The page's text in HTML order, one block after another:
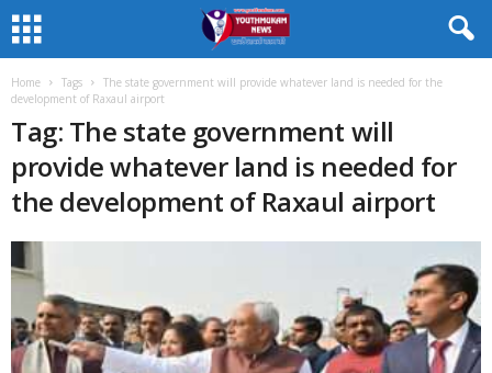
Home Tags
The state government will provide whatever land is needed for the
development of Raxaul airport
Tag: The state government will
provide whatever land is needed for
the development of Raxaul airport